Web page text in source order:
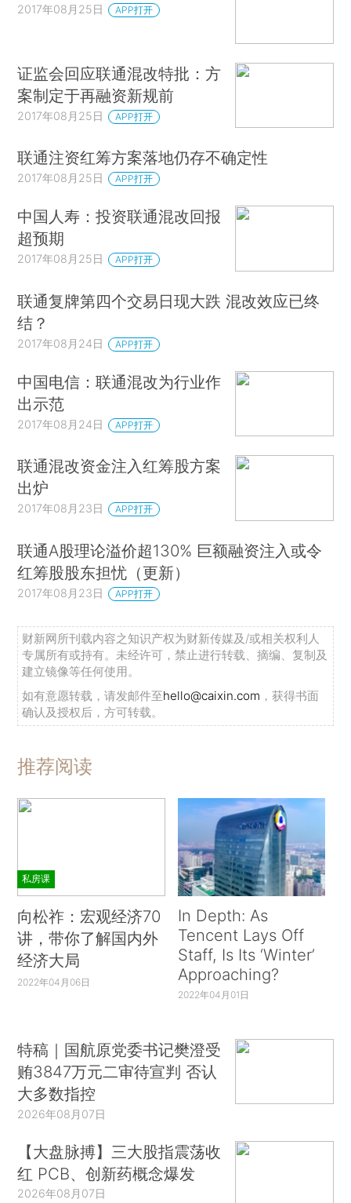
2017年08月25日 APP打开
证监会回应联通混改特批：方
案制定于再融资新规前
2017年08月25日 APP打开
联通注资红筹方案落地仍存不确定性
2017年08月25日 APP打开
中国人寿：投资联通混改回报
超预期
2017年08月25日 APP打开
联通复牌第四个交易日现大跌 混改效应已终
结？
2017年08月24日 APP打开
中国电信：联通混改为行业作
出示范
2017年08月24日 APP打开
联通混改资金注入红筹股方案
出炉
2017年08月23日 APP打开
联通A股理论溢价超130% 巨额融资注入或令
红筹股股东担忧（更新）
2017年08月23日 APP打开
财新网所刊载内容之知识产权为财新传媒及/或相关权利人
专属所有或持有。未经许可，禁止进行转载、摘编、复制及
建立镜像等任何使用。
如有意愿转载，请发邮件至hello@caixin.com ，获得书面
确认及授权后，方可转载。
推荐阅读
私房课
向松祚：宏观经济70
讲，带你了解国内外
经济大局
2022年04月06日
In Depth: As
Tencent Lays Off
Staff, Is Its ‘Winter’
Approaching?
2022年04月01日
特稿｜国航原党委书记樊澄受
贿3847万元二审待宣判 否认
大多数指控
2026年08月07日
【大盘脉搏】三大股指震荡收
红 PCB、创新药概念爆发
2026年08月07日